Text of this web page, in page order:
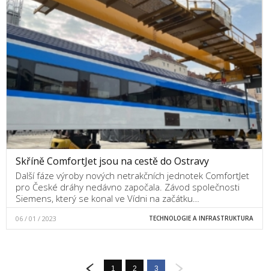
Skříně ComfortJet jsou na cestě do Ostravy
Další fáze výroby nových netrakčních jednotek ComfortJet
pro České dráhy nedávno započala. Závod společnosti
Siemens, který se konal ve Vídni na začátku…
06 / 01 / 2023 TECHNOLOGIE A INFRASTRUKTURA
1 2 3